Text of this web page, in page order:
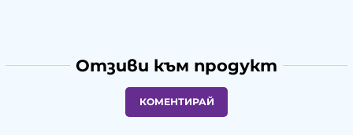
Отзиви към продукт
КОМЕНТИРАЙ